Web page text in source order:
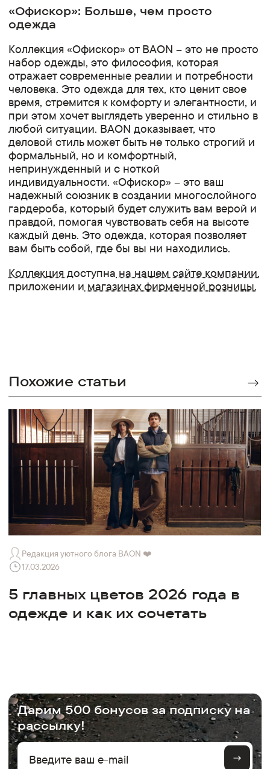
«Офискор»: Больше, чем просто
одежда
Коллекция «Офискор» от BAON – это не просто
набор одежды, это философия, которая
отражает современные реалии и потребности
человека. Это одежда для тех, кто ценит свое
время, стремится к комфорту и элегантности, и
при этом хочет выглядеть уверенно и стильно в
любой ситуации. BAON доказывает, что
деловой стиль может быть не только строгий и
формальный, но и комфортный,
непринужденный и с ноткой
индивидуальности. «Офискор» – это ваш
надежный союзник в создании многослойного
гардероба, который будет служить вам верой и
правдой, помогая чувствовать себя на высоте
каждый день. Это одежда, которая позволяет
вам быть собой, где бы вы ни находились.
Коллекциядоступна на нашем сайте компании,
приложении и магазинах фирменной розницы.
Похожие статьи
Редакция уютного блога BAON ❤️
17.03.2026
5 главных цветов 2026 года в
одежде и как их сочетать
Дарим 500 бонусов за подписку на
рассылку!